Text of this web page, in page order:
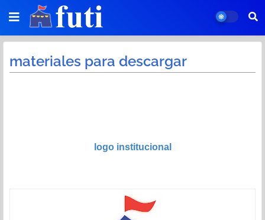
materiales para descargar
logo institucional